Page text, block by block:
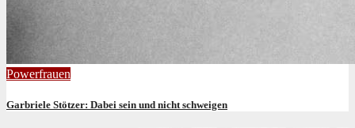
Powerfrauen
Garbriele Stötzer: Dabei sein und nicht schweigen